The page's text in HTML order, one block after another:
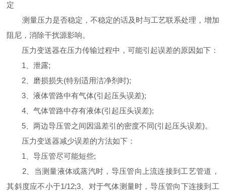
定
测量压力是否稳定，不稳定的话及时与工艺联系处理，增加
阻尼，消除干扰源影响。
压力变送器在压力传输过程中，可能引起误差的原因如下：
1、泄露;
2、磨损损失(特别适用洁净剂时);
3、液体管路中有气体(引起压头误差);
4、气体管路中存有液体(引起压头误差);
5、两边导压管之间因温差引的密度不同(引起压头误差)。
压力变送器减少误差的方法如下：
1、导压管尽可能短些;
2、当测量液体或蒸汽时，导压管向上流连接到工艺管道，
其斜度应不小于1/12;3、对于气体测量时，导压管向下连接到工